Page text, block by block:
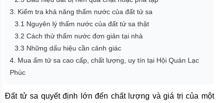
3. Kiểm tra khả năng thấm nước của đất tử sa
3.1 Nguyên lý thấm nước của đất tử sa thật
3.2 Cách thử thấm nước đơn giản tại nhà
3.3 Những dấu hiệu cần cảnh giác
4. Mua ấm tử sa cao cấp, chất lượng, uy tín tại Hội Quán Lạc
Phúc
Đất tử sa quyết định lớn đến chất lượng và giá trị của một